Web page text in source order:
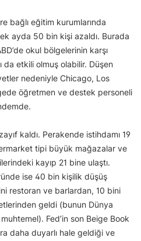
bağlı eğitim kurumlarında
ayda 50 bin kişi azaldı. Burada
okul bölgelerinin karşı
da etkili olmuş olabilir. Düşen
nedeniyle Chicago, Los
öğretmen ve destek personeli
kaldı. Perakende istihdamı 19
tipi büyük mağazalar ve
kayıp 21 bine ulaştı.
ise 40 bin kişilik düşüş
restoran ve barlardan, 10 bini
geldi (bunun Dünya
Fed’in son Beige Book
daha duyarlı hale geldiği ve